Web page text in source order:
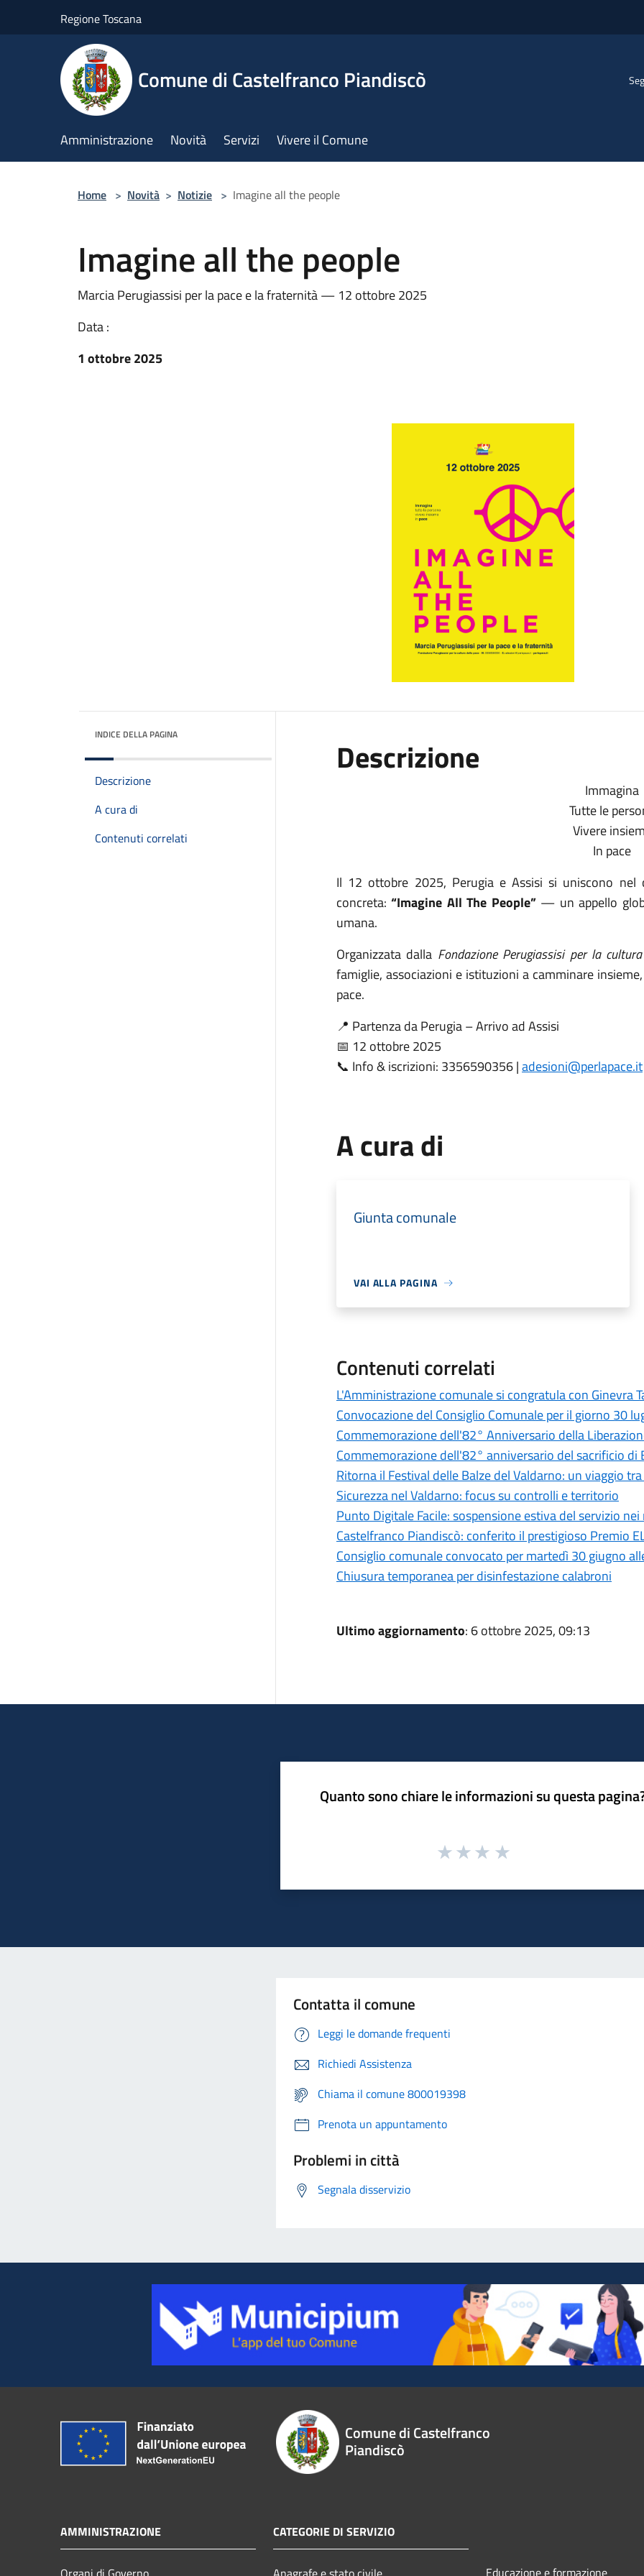
Regione Toscana
Comune di Castelfranco Piandiscò
Amministrazione Novità Servizi Vivere il Comune
Home > Novità > Notizie > Imagine all the people
Imagine all the people
Marcia Perugiassisi per la pace e la fraternità — 12 ottobre 2025
Data :
1 ottobre 2025
INDICE DELLA PAGINA
Descrizione
A cura di
Contenuti correlati
Descrizione
Immagina
Tutte le
Vivere
In pace
Il 12 ottobre 2025, Perugia e Assisi si uniscono nel
concreta:“Imagine All The People”— un appello
umana.
Organizzata dalla Fondazione Perugiassisi per la
famiglie, associazioni e istituzioni a camminare
pace.
📍 Partenza da Perugia – Arrivo ad Assisi
📅 12 ottobre 2025
📞 Info & iscrizioni: 3356590356 |adesioni@perlapace.it
A cura di
Giunta comunale
VAI ALLA PAGINA
Contenuti correlati
L'Amministrazione comunale si congratula con Ginevra
Convocazione del Consiglio Comunale per il giorno 30
Commemorazione dell'82° Anniversario della
Commemorazione dell'82° anniversario del sacrificio di
Ritorna il Festival delle Balze del Valdarno: un viaggio
Sicurezza nel Valdarno: focus su controlli e territorio
Punto Digitale Facile: sospensione estiva del servizio
Castelfranco Piandiscò: conferito il prestigioso Premio
Consiglio comunale convocato per martedì 30 giugno
Chiusura temporanea per disinfestazione calabroni
Ultimo aggiornamento: 6 ottobre 2025, 09:13
Quanto sono chiare le informazioni su questa
Contatta il comune
Leggi le domande frequenti
Richiedi Assistenza
Chiama il comune 800019398
Prenota un appuntamento
Problemi in città
Segnala disservizio
Comune di Castelfranco
Piandiscò
AMMINISTRAZIONE CATEGORIE DI SERVIZIO
Educazione e formazione